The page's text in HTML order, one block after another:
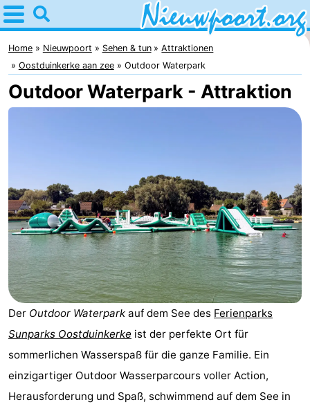
Home
Nieuwpoort
Tipps
Für
-
Holiday
Suites
Nieuwpoort
-
Holiday
Suites
Westende
Campingplätze
Ferienhäuser
-
Nieuwpoort
-
Oostduinkerke
-
Home Nieuwpoort Sehen & tun
Attraktionen
Oostduinkerke aan zee
Outdoor Waterpark
Outdoor Waterpark - Attraktion
Der Outdoor Waterpark auf dem See des Ferienparks
Sunparks Oostduinkerke ist der perfekte Ort für
sommerlichen Wasserspaß für die ganze Familie. Ein
einzigartiger Outdoor Wasserparcours voller Action,
Herausforderung und Spaß, schwimmend auf dem See in